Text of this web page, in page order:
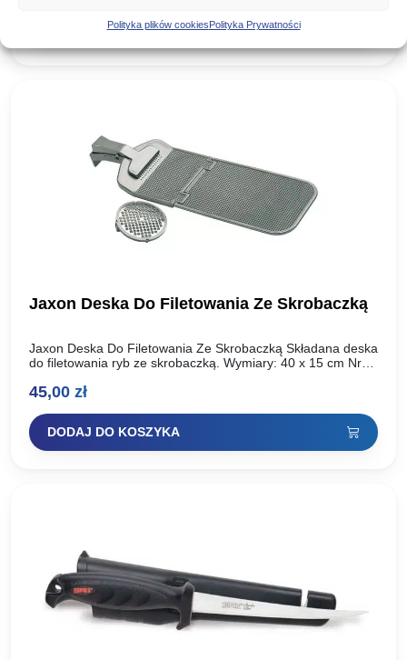
Polityka plików cookiesPolityka Prywatności
DODAJ DO KOSZYKA
Jaxon Deska Do Filetowania Ze Skrobaczką
Jaxon Deska Do Filetowania Ze Skrobaczką Składana deska
do filetowania ryb ze skrobaczką. Wymiary: 40 x 15 cm Nr
45,00 zł
DODAJ DO KOSZYKA